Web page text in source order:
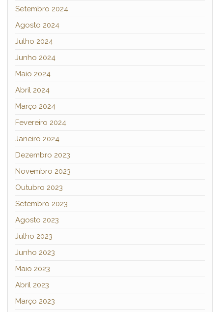
Setembro 2024
Agosto 2024
Julho 2024
Junho 2024
Maio 2024
Abril 2024
Março 2024
Fevereiro 2024
Janeiro 2024
Dezembro 2023
Novembro 2023
Outubro 2023
Setembro 2023
Agosto 2023
Julho 2023
Junho 2023
Maio 2023
Abril 2023
Março 2023